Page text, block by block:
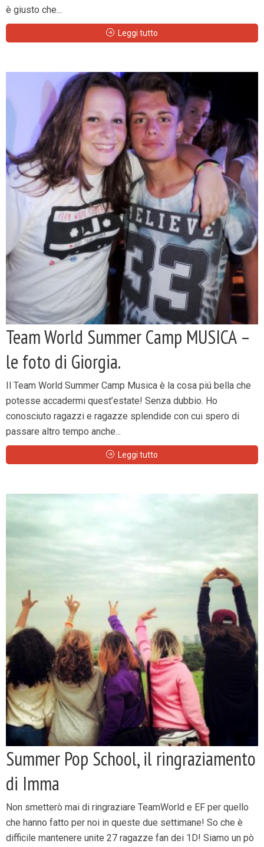
è giusto che...
Leggi tutto
Team World Summer Camp MUSICA –
le foto di Giorgia.
Il Team World Summer Camp Musica è la cosa piú bella che
potesse accadermi quest’estate! Senza dubbio. Ho
conosciuto ragazzi e ragazze splendide con cui spero di
passare altro tempo anche...
Leggi tutto
Summer Pop School, il ringraziamento
di Imma
Non smetterò mai di ringraziare TeamWorld e EF per quello
che hanno fatto per noi in queste due settimane! So che è
difficile mantenere unite 27 ragazze fan dei 1D! Siamo un pò